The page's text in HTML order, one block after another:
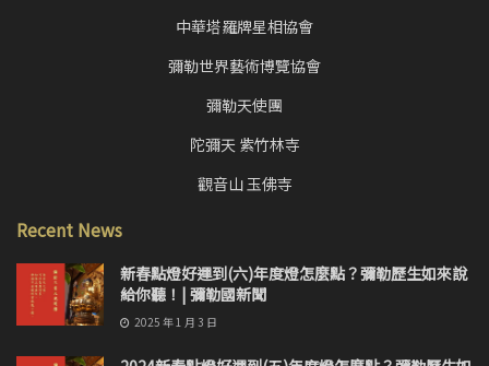
中華塔羅牌星相協會
彌勒世界藝術博覽協會
彌勒天使團
陀彌天 紫竹林寺
觀音山 玉佛寺
Recent News
新春點燈好運到(六)年度燈怎麼點？彌勒歷生如來說
給你聽！| 彌勒國新聞
2025 年 1 月 3 日